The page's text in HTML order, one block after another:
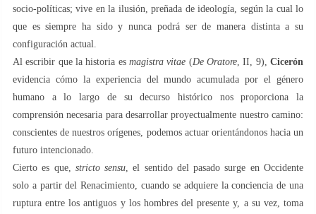
socio-políticas; vive en la ilusión, preñada de ideología, según la cual lo
que es siempre ha sido y nunca podrá ser de manera distinta a su
configuración actual.
Al escribir que la historia es magistra vitae (De Oratore , II, 9),Cicerón
evidencia cómo la experiencia del mundo acumulada por el género
humano a lo largo de su decurso histórico nos proporciona la
comprensión necesaria para desarrollar proyectualmente nuestro camino:
conscientes de nuestros orígenes, podemos actuar orientándonos hacia un
futuro intencionado.
Cierto es que, stricto sensu , el sentido del pasado surge en Occidente
solo a partir del Renacimiento, cuando se adquiere la conciencia de una
ruptura entre los antiguos y los hombres del presente y, a su vez, toma